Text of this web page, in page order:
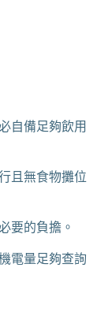
自備足夠飲用
且無食物攤位
要的負擔。
電量足夠查詢